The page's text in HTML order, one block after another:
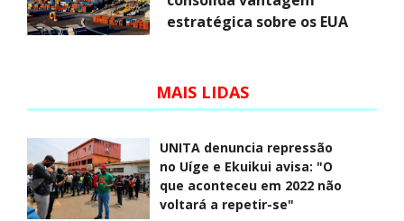
estratégica sobre os EUA
MAIS LIDAS
UNITA denuncia repressão
no Uíge e Ekuikui avisa: "O
que aconteceu em 2022 não
voltará a repetir-se"